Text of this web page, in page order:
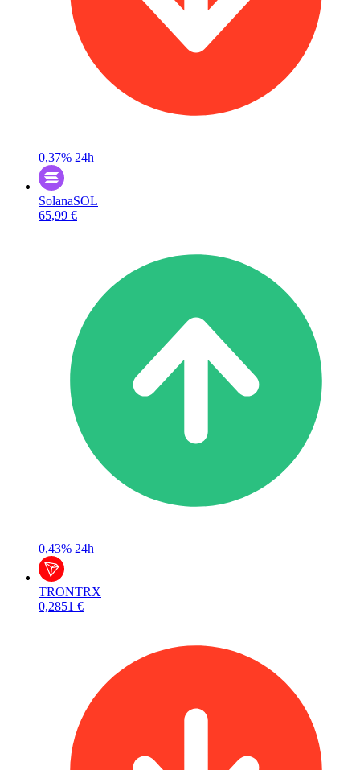
0,37% 24h
SolanaSOL
65,99 €
0,43% 24h
TRONTRX
0,2851 €